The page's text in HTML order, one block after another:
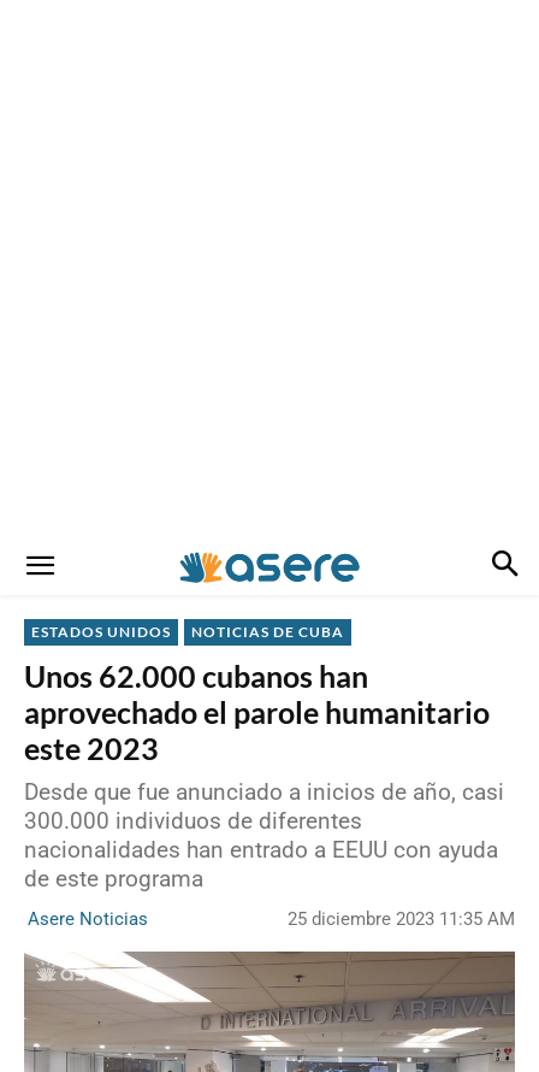
ESTADOS UNIDOS NOTICIAS DE CUBA
Unos 62.000 cubanos han
aprovechado el parole humanitario
este 2023
Desde que fue anunciado a inicios de año, casi
300.000 individuos de diferentes
nacionalidades han entrado a EEUU con ayuda
de este programa
Asere Noticias 25 diciembre 2023 11:35 AM